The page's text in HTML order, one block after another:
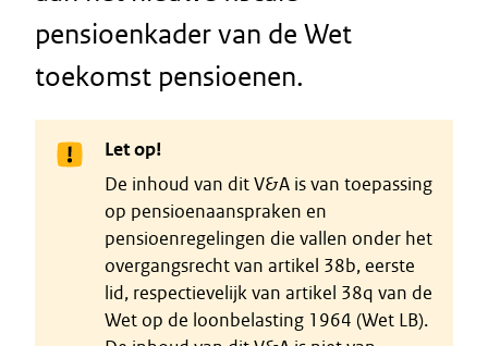
pensioenkader van de Wet
toekomst pensioenen.
Let op!
De inhoud van dit V&A is van toepassing
op pensioenaanspraken en
pensioenregelingen die vallen onder het
overgangsrecht van artikel 38b, eerste
lid, respectievelijk van artikel 38q van de
Wet op de loonbelasting 1964 (Wet LB).